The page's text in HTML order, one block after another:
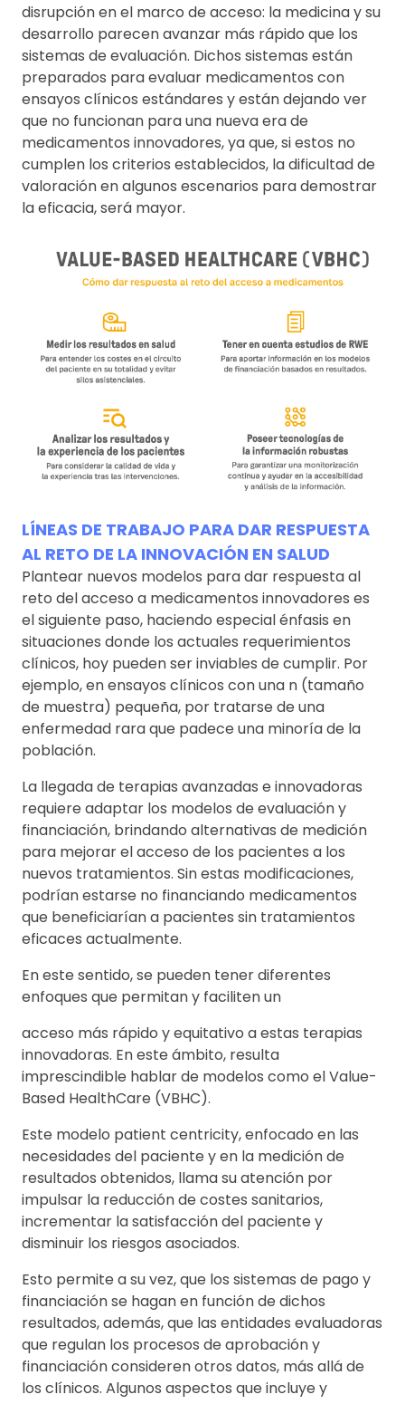
disrupción en el marco de acceso: la medicina y su
desarrollo parecen avanzar más rápido que los
sistemas de evaluación. Dichos sistemas están
preparados para evaluar medicamentos con
ensayos clínicos estándares y están dejando ver
que no funcionan para una nueva era de
medicamentos innovadores, ya que, si estos no
cumplen los criterios establecidos, la dificultad de
valoración en algunos escenarios para demostrar
la eficacia, será mayor.
LÍNEAS DE TRABAJO PARA DAR RESPUESTA
AL RETO DE LA INNOVACIÓN EN SALUD
Plantear nuevos modelos para dar respuesta al
reto del acceso a medicamentos innovadores es
el siguiente paso, haciendo especial énfasis en
situaciones donde los actuales requerimientos
clínicos, hoy pueden ser inviables de cumplir. Por
ejemplo, en ensayos clínicos con una n (tamaño
de muestra) pequeña, por tratarse de una
enfermedad rara que padece una minoría de la
población.
La llegada de terapias avanzadas e innovadoras
requiere adaptar los modelos de evaluación y
financiación, brindando alternativas de medición
para mejorar el acceso de los pacientes a los
nuevos tratamientos. Sin estas modificaciones,
podrían estarse no financiando medicamentos
que beneficiarían a pacientes sin tratamientos
eficaces actualmente.
En este sentido, se pueden tener diferentes
enfoques que permitan y faciliten un
acceso más rápido y equitativo a estas terapias
innovadoras. En este ámbito, resulta
imprescindible hablar de modelos como el Value-
Based HealthCare (VBHC).
Este modelo patient centricity, enfocado en las
necesidades del paciente y en la medición de
resultados obtenidos, llama su atención por
impulsar la reducción de costes sanitarios,
incrementar la satisfacción del paciente y
disminuir los riesgos asociados.
Esto permite a su vez, que los sistemas de pago y
financiación se hagan en función de dichos
resultados, además, que las entidades evaluadoras
que regulan los procesos de aprobación y
financiación consideren otros datos, más allá de
los clínicos. Algunos aspectos que incluye y